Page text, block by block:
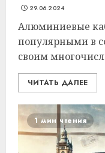
29.06.2024
Алюминиевые
популярными в
своим
ЧИТАТЬ ДАЛЕЕ
1 мин чтения